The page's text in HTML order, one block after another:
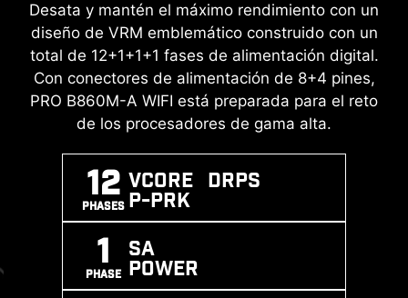
Desata y mantén el máximo rendimiento con un
diseño de VRM emblemático construido con un
total de 12+1+1+1 fases de alimentación digital.
Con conectores de alimentación de 8+4 pines,
PRO B860M-A WIFI está preparada para el reto
de los procesadores de gama alta.
12
PHASES
Vcore DRPS
P-PRK
1
PHASE
SA
POWER
Un gran paso en la mejora del rendimiento DDR
con la última memoria DDR5. Combinada con el
proceso de soldadura SMT dedicado y la
tecnología MSI Memory Boost, PRO Z890-P
WIFI está lista para ofrecer el rendimiento de
memoria de clase mundial.
XMP
SUPPORT
MEMORY
BOOST
Los supresores de tensión transitoria (TVS) son
dispositivos de seguridad que se utilizan para
proteger contra la tensión excesiva. Todos los
modelos de placa base de MSI están equipados
con TVS. Cuando el voltaje aumenta de forma
resistencia a un estado de baja resistencia,
desviando el voltaje excesivo a tierra. Esto
ayuda a prevenir daños en el circuito causados